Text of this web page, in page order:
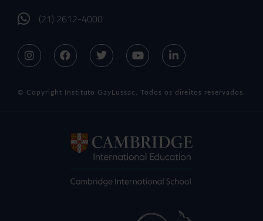
(21) 2612-4000
© Copyright Instituto GayLussac. Todos os direitos reservados.